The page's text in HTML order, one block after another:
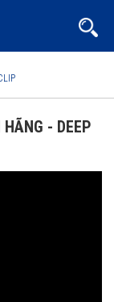
- DEEP